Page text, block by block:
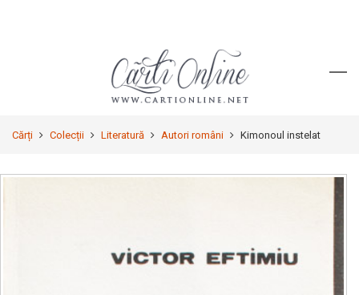
Cărți Colecții Literatură Autori români Kimonoul instelat